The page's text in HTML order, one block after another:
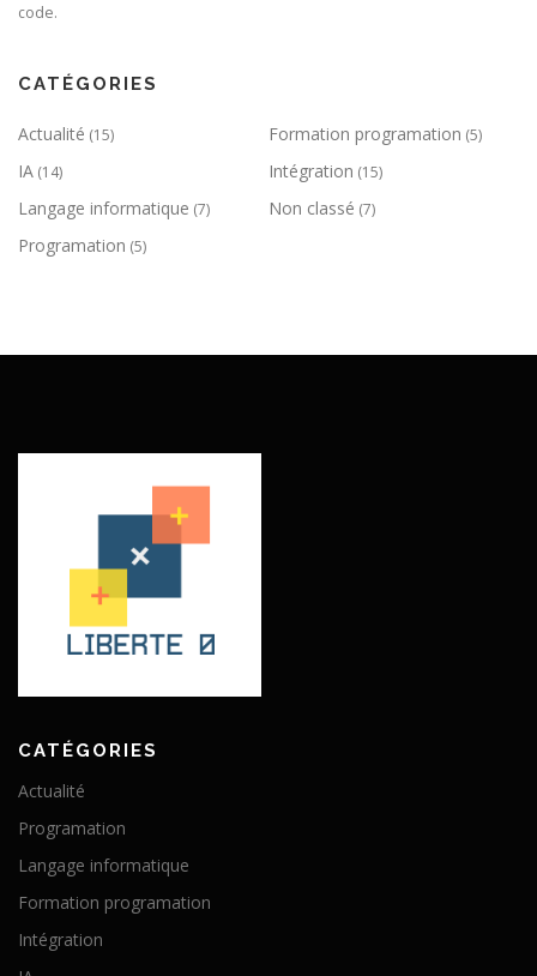
code.
CATÉGORIES
Actualité (15) Formation programation (5)
IA (14) Intégration (15)
Langage informatique (7) Non classé (7)
Programation (5)
CATÉGORIES
Actualité
Programation
Langage informatique
Formation programation
Intégration